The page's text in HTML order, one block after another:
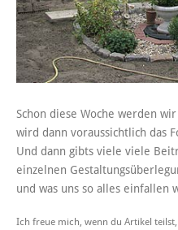
Schon diese Woche werden
wird dann voraussichtlich das
Und dann gibts viele viele
einzelnen
und was uns so alles einfallen
Ich freue mich, wenn du Artikel